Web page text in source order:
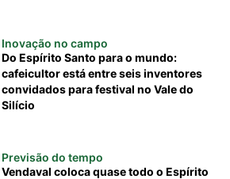
Inovação no campo
Do Espírito Santo para o mundo:
cafeicultor está entre seis inventores
convidados para festival no Vale do
Silício
Previsão do tempo
Vendaval coloca quase todo o Espírito